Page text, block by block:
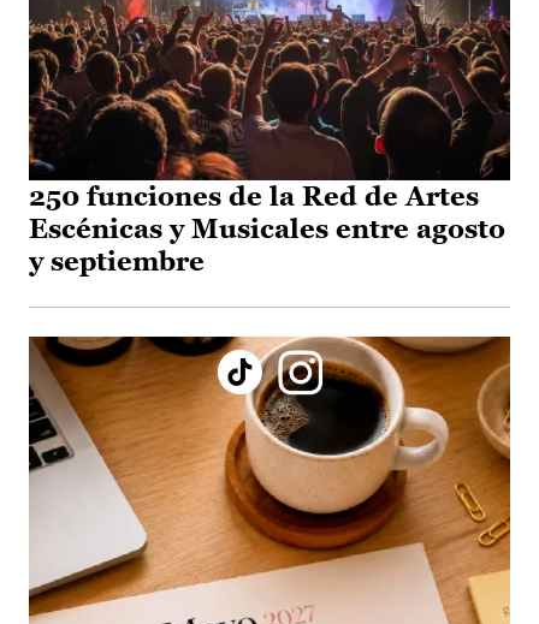
250 funciones de la Red de Artes
Escénicas y Musicales entre agosto
y septiembre